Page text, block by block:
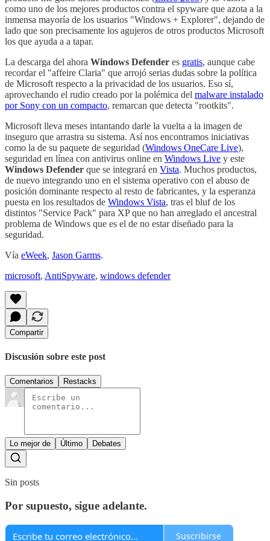
como uno de los mejores productos contra el spyware que azota a la
inmensa mayoría de los usuarios "Windows + Explorer", dejando de
lado que son precisamente los agujeros de otros productos Microsoft
los que ayuda a a tapar.
La descarga del ahora Windows Defender es gratis, aunque cabe
recordar el "affeire Claria" que arrojó serias dudas sobre la política
de Microsoft respecto a la privacidad de los usuarios. Eso sí,
aprovechando el rudio creado por la polémica del malware instalado
por Sony con un compacto, remarcan que detecta "rootkits".
Microsoft lleva meses intantando darle la vuelta a la imagen de
inseguro que arrastra su sistema. Así nos encontramos iniciativas
como la de su paquete de seguridad (Windows OneCare Live),
seguridad en línea con antivirus online en Windows Live y este
Windows Defender que se integrará en Vista. Muchos productos,
de nuevo integrando uno en el sistema operativo con el abuso de
posición dominante respecto al resto de fabricantes, y la esperanza
puesta en los resultados de Windows Vista, tras el bluf de los
distintos "Service Pack" para XP que no han arreglado el ancestral
problema de Windows que es el de no estar diseñado para la
seguridad.
Vía eWeek, Jason Garms.
microsoft, AntiSpyware, windows defender
Compartir
Discusión sobre este post
Comentarios Restacks
Lo mejor de Último Debates
Sin posts
Por supuesto, sigue adelante.
Suscribirse